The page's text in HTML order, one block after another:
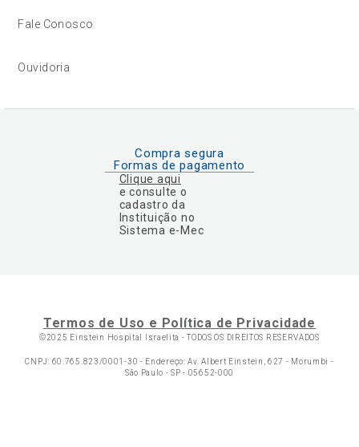
Fale Conosco
Ouvidoria
Compra segura
Formas de pagamento
Clique aqui
e consulte o
cadastro da
Instituição no
Sistema e-Mec
Termos de Uso e Política de Privacidade
©2025 Einstein Hospital Israelita -TODOS OS DIREITOS RESERVADOS
CNPJ: 60.765.823/0001-30 - Endereço: Av. Albert Einstein, 627 - Morumbi -
São Paulo - SP - 05652-000